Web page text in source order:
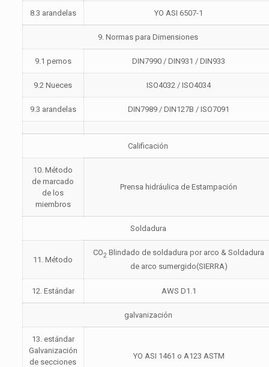
8.3 arandelas YO ASI 6507-1
9. Normas para Dimensiones
9.1 pernos DIN7990 / DIN931 / DIN933
9.2 Nueces ISO4032 / ISO4034
9.3 arandelas DIN7989 / DIN127B / ISO7091
Calificación
10. Método
de marcado
de los
miembros
Prensa hidráulica de Estampación
Soldadura
11. Método
CO2 Blindado de soldadura por arco & Soldadura
de arco sumergido(SIERRA)
12. Estándar AWS D1.1
galvanización
13. estándar
Galvanización
de secciones
YO ASI 1461 o A123 ASTM